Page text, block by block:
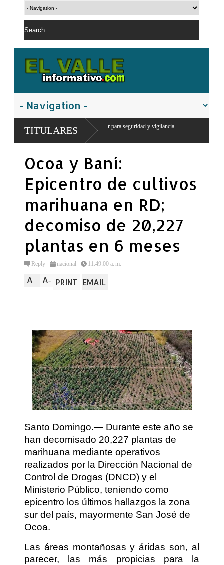
TITULARES
puesto militar para seguridad y vigilancia
Ocoa y Baní:
Epicentro de cultivos
marihuana en RD;
decomiso de 20,227
plantas en 6 meses
Reply nacional 11:49:00 a. m.
A+ A- PRINT EMAIL
Santo Domingo.— Durante este año se
han decomisado 20,227 plantas de
marihuana mediante operativos
realizados por la Dirección Nacional de
Control de Drogas (DNCD) y el
Ministerio Público, teniendo como
epicentro los últimos hallazgos la zona
sur del país, mayormente San José de
Ocoa.
Las áreas montañosas y áridas son, al
parecer, las más propicias para la